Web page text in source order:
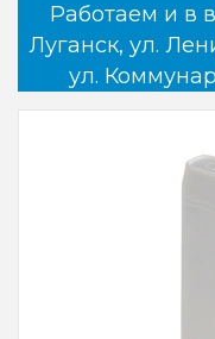
Работаем и в
Луганск, ул.
ул.